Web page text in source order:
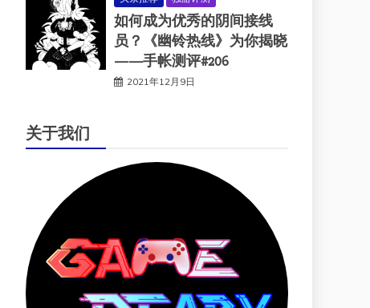
如何成为优秀的阴间接线
员？《幽铃热线》为你揭晓
——手帐测评#206
2021年12月9日
关于我们